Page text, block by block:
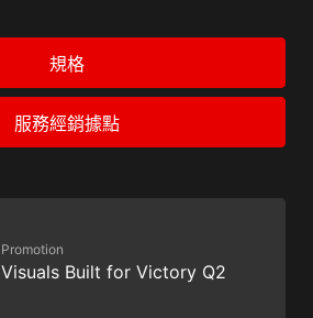
規格
服務經銷據點
Promotion
Visuals Built for Victory Q2